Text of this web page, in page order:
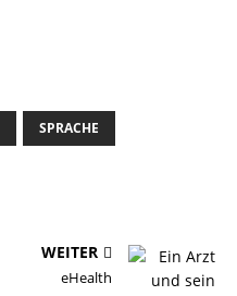
SPRACHE
WEITER
eHealth